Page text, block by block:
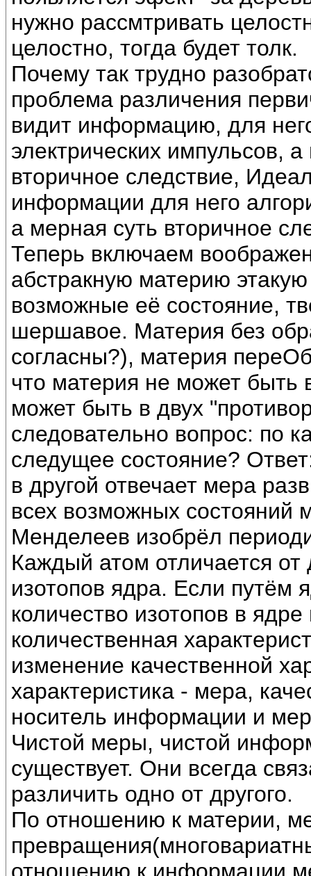
нужно рассмтривать
целостно, тогда будет толк.
Почему так трудно
проблема различения
видит информацию, для
электрических импульсов,
вторичное следствие,
информации для него
а мерная суть вторичное
Теперь включаем
абстракную материю
возможные её состояние,
шершавое. Материя без
согласны?), материя
что материя не может быть
может быть в двух
следовательно вопрос: по
следущее состояние?
в другой отвечает мера
всех возможных состояний
Менделеев изобрёл
Каждый атом отличается от
изотопов ядра. Если
количество изотопов в
количественная
изменение качественной
характеристика - мера,
носитель информации и
Чистой меры, чистой
существует. Они всегда
различить одно от другого.
По отношению к материи,